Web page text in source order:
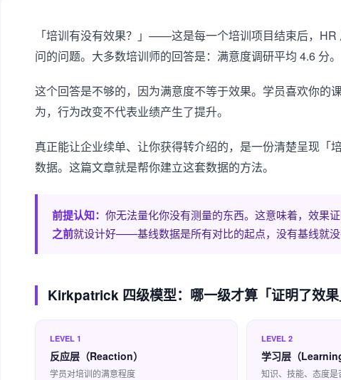
「培训有没有效果？」——这是每一个培训项目结束后，HR
问的问题。大多数培训师的回答是：满意度调研平均 4.6 分。
这个回答是不够的，因为满意度不等于效果。学员喜欢你的
为，行为改变不代表业绩产生了提升。
真正能让企业续单、让你获得转介绍的，是一份清楚呈现「
数据。这篇文章就是帮你建立这套数据的方法。
前提认知： 你无法量化你没有测量的东西。这意味着，效果
之前就设计好——基线数据是所有对比的起点，没有基线就没
Kirkpatrick 四级模型：哪一级才算「证明了效果
LEVEL 1
反应层（Reaction）
学员对培训的满意程度
LEVEL 2
学习层（Learning
知识、技能、态度是